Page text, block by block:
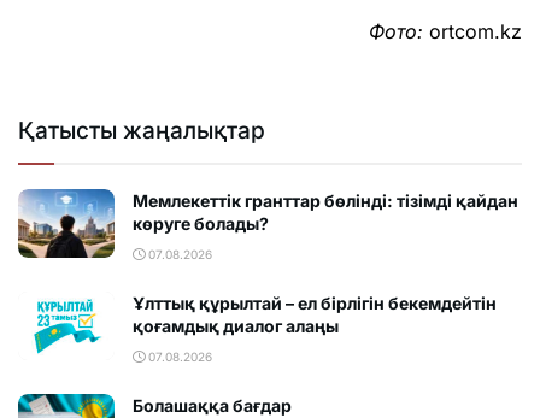
Фото: ortcom.kz
Қатысты жаңалықтар
Мемлекеттік гранттар бөлінді: тізімді қайдан
көруге болады?
07.08.2026
Ұлттық құрылтай – ел бірлігін бекемдейтін
қоғамдық диалог алаңы
07.08.2026
Болашаққа бағдар